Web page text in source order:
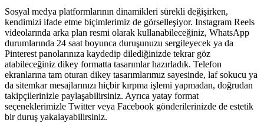
Sosyal medya platformlarının dinamikleri sürekli değişirken,
kendimizi ifade etme biçimlerimiz de görselleşiyor. Instagram Reels
videolarında arka plan resmi olarak kullanabileceğiniz, WhatsApp
durumlarında 24 saat boyunca duruşunuzu sergileyecek ya da
Pinterest panolarınıza kaydedip dilediğinizde tekrar göz
atabileceğiniz dikey formatta tasarımlar hazırladık. Telefon
ekranlarına tam oturan dikey tasarımlarımız sayesinde, laf sokucu ya
da sitemkar mesajlarınızı hiçbir kırpma işlemi yapmadan, doğrudan
takipçilerinizle paylaşabilirsiniz. Ayrıca yatay format
seçeneklerimizle Twitter veya Facebook gönderilerinizde de estetik
bir duruş yakalayabilirsiniz.